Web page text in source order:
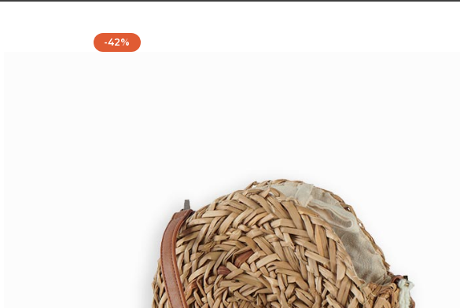
-42%